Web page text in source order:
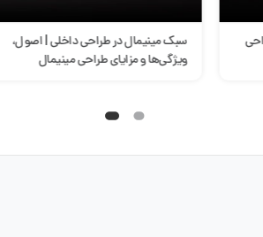
سبک مینیمال در طراحی داخلی | اصول،
ویژگی‌ها و مزایای طراحی مینیمال